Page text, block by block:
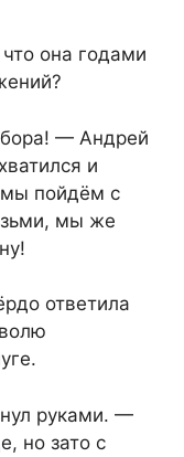
она годами
— Андрей
и
пойдём с
мы же
ответила
руками. —
но зато с